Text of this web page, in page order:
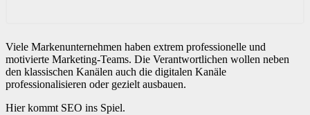
Viele Markenunternehmen haben extrem professionelle und
motivierte Marketing-Teams. Die Verantwortlichen wollen neben
den klassischen Kanälen auch die digitalen Kanäle
professionalisieren oder gezielt ausbauen.
Hier kommt SEO ins Spiel.